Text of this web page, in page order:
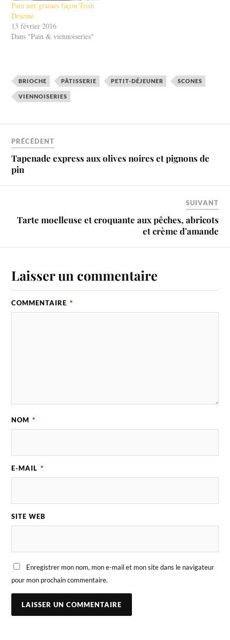
Pain aux graines façon Trish
Deseine
13 février 2016
Dans "Pain & viennoiseries"
BRIOCHE PÂTISSERIE PETIT-DÉJEUNER SCONES
VIENNOISERIES
PRÉCÉDENT
Tapenade express aux olives noires et pignons de
pin
SUIVANT
Tarte moelleuse et croquante aux pêches, abricots
et crème d’amande
Laisser un commentaire
COMMENTAIRE *
NOM *
E-MAIL *
SITE WEB
Enregistrer mon nom, mon e-mail et mon site dans le navigateur
pour mon prochain commentaire.